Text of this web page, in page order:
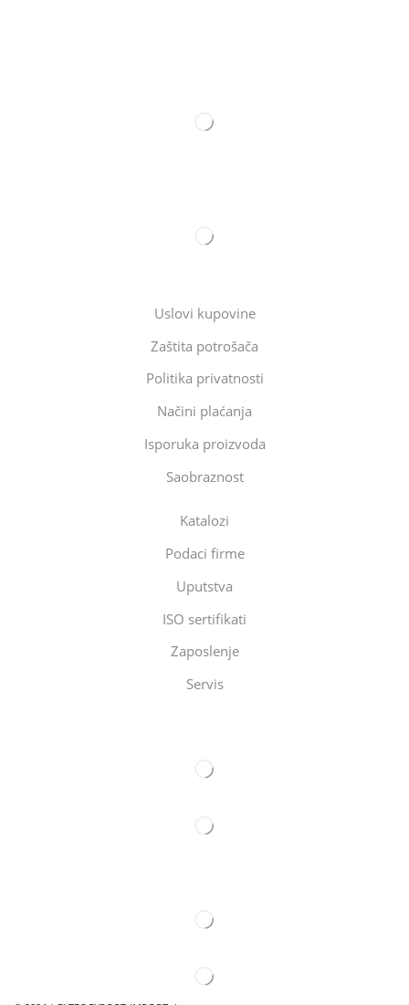
Uslovi kupovine
Zaštita potrošača
Politika privatnosti
Načini plaćanja
Isporuka proizvoda
Saobraznost
Katalozi
Podaci firme
Uputstva
ISO sertifikati
Zaposlenje
Servis